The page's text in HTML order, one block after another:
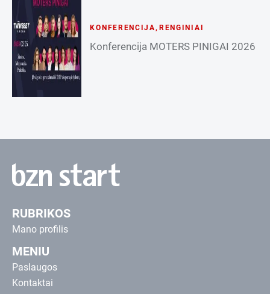
KONFERENCIJA, RENGINIAI
Konferencija MOTERS PINIGAI 2026
RUBRIKOS
Mano profilis
MENIU
Paslaugos
Kontaktai